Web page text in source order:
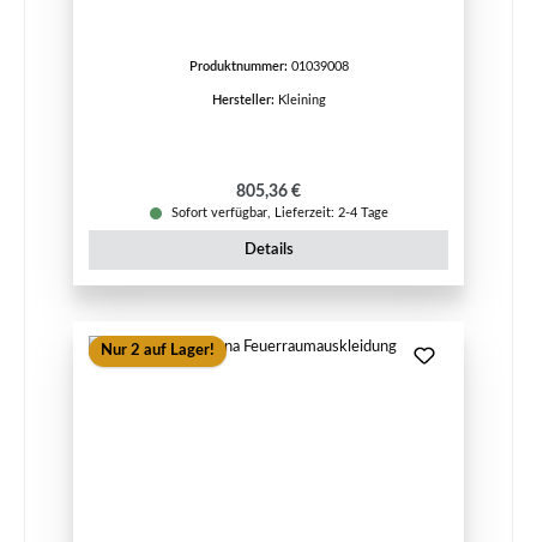
Produktnummer: 01039008
Hersteller: Kleining
Regulärer Preis:
805,36 €
Sofort verfügbar, Lieferzeit: 2-4 Tage
Details
Nur 2 auf Lager!